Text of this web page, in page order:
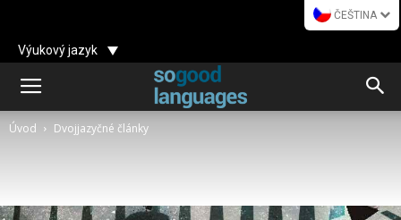
ČEŠTINA
Výukový jazyk
Úvod Dvojjazyčné články